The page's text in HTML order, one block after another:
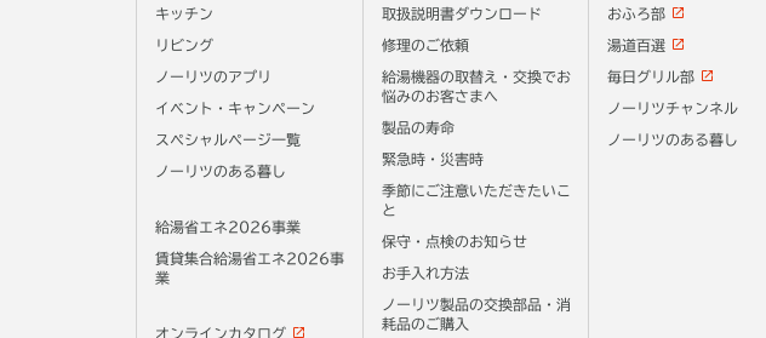
キッチン
リビング
ノーリツのアプリ
イベント・キャンペーン
スペシャルページ一覧
ノーリツのある暮し
給湯省エネ2026事業
賃貸集合給湯省エネ2026事
業
オンラインカタログ
取扱説明書ダウンロード
修理のご依頼
給湯機器の取替え・交換でお
悩みのお客さまへ
製品の寿命
緊急時・災害時
季節にご注意いただきたいこ
と
保守・点検のお知らせ
お手入れ方法
ノーリツ製品の交換部品・消
耗品のご購入
おふろ部
湯道百選
毎日グリル部
ノーリツチャンネル
ノーリツのある暮し